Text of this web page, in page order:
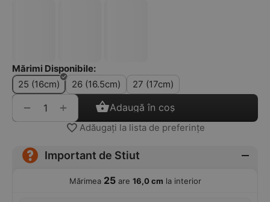
Mărimi Disponibile:
25 (16cm)
26 (16.5cm) 27 (17cm)
+
− Adaugă în coș
Adăugați la lista de preferințe
Important de Stiut
Mărimea 25are 16,0 cm la interior